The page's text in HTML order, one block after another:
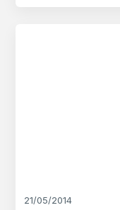
21/05/2014